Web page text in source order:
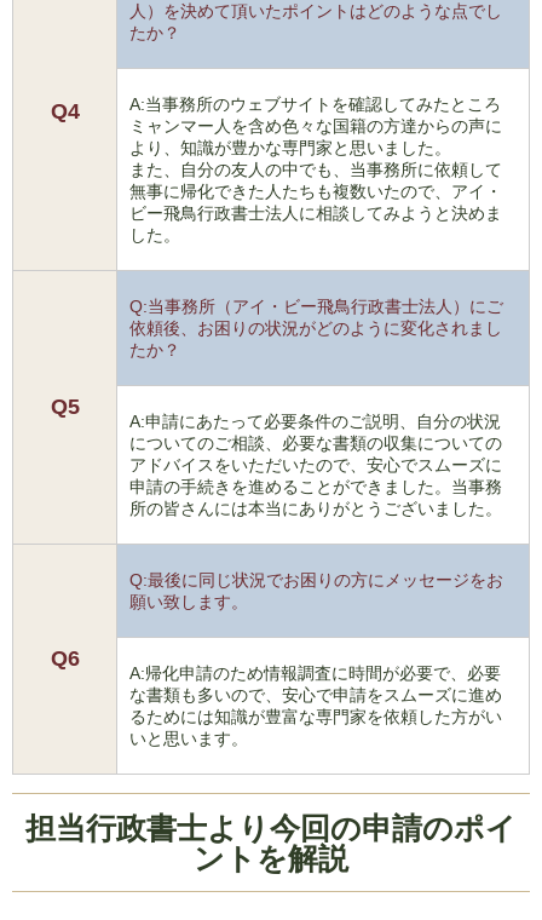
Q4
人）を決めて頂いたポイントはどのような点でし
たか？
A:当事務所のウェブサイトを確認してみたところ
ミャンマー人を含め色々な国籍の方達からの声に
より、知識が豊かな専門家と思いました。
また、自分の友人の中でも、当事務所に依頼して
無事に帰化できた人たちも複数いたので、アイ・
ビー飛鳥行政書士法人に相談してみようと決めま
した。
Q5
Q:当事務所（アイ・ビー飛鳥行政書士法人）にご
依頼後、お困りの状況がどのように変化されまし
たか？
A:申請にあたって必要条件のご説明、自分の状況
についてのご相談、必要な書類の収集についての
アドバイスをいただいたので、安心でスムーズに
申請の手続きを進めることができました。当事務
所の皆さんには本当にありがとうございました。
Q6
Q:最後に同じ状況でお困りの方にメッセージをお
願い致します。
A:帰化申請のため情報調査に時間が必要で、必要
な書類も多いので、安心で申請をスムーズに進め
るためには知識が豊富な専門家を依頼した方がい
いと思います。
担当行政書士より今回の申請のポイ
ントを解説